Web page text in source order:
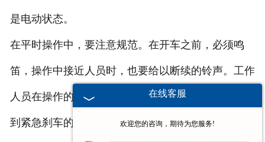
是电动状态。
在平时操作中，要注意规范。在开车之前，必须鸣
笛，操作中接近人员时，也要给以断续的铃声。工作
人员在操作的过程中需要按照指挥信号进行，如果看
到紧急刹车的信号，需要立刻执行，以免发生意外。
在线客服
欢迎您的咨询，期待为您服务!